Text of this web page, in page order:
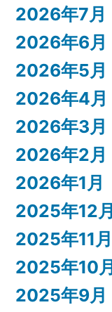
2026年7月
2026年6月
2026年5月
2026年4月
2026年3月
2026年2月
2026年1月
2025年12月
2025年11月
2025年10月
2025年9月